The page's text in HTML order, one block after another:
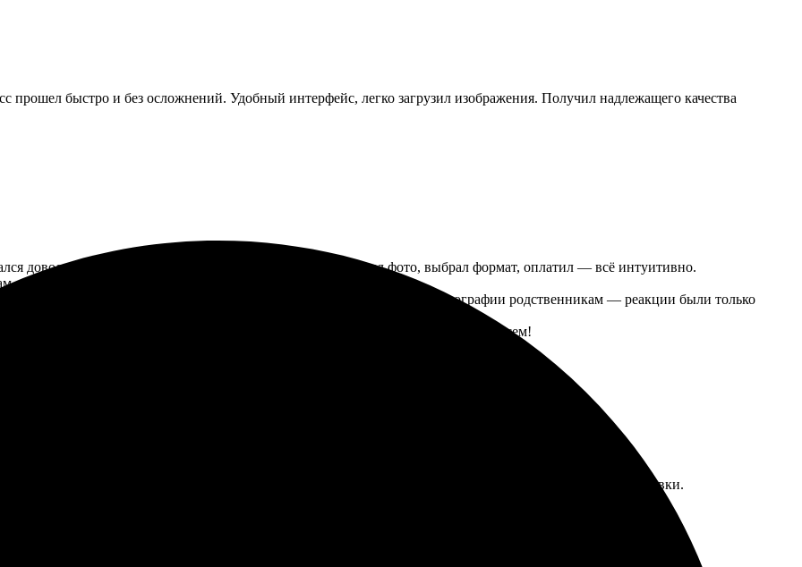
прошел быстро и без осложнений. Удобный интерфейс, легко загрузил изображения. Получил надлежащего качества
доволен. Процесс заказа прошел легко и быстро. Загрузил фото, выбрал формат, оплатил — всё интуитивно.
Доставка была в срок, даже учтя праздничные дни. Передавал фотографии родственникам — реакции были только
статус заказа. Теперь с удовольствием буду заказывать вновь. Рекомендую всем!
интерфейс, быстрое оформление. Фотографии получили отличного качества. Порадовал срок доставки.